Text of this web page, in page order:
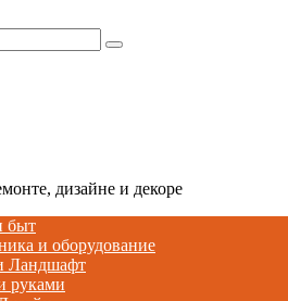
дизайне и декоре
быт
и оборудование
Ландшафт
руками